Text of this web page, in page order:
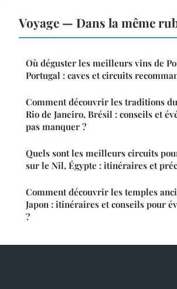
Voyage — Dans la même
Où déguster les meilleurs vins de
Portugal : caves et circuits
Comment découvrir les traditions
Rio de Janeiro, Brésil : conseils et
pas manquer ?
Quels sont les meilleurs circuits
sur le Nil, Égypte : itinéraires et
Comment découvrir les temples
Japon : itinéraires et conseils pour
?